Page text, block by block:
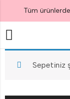
Tüm
Sepetiniz